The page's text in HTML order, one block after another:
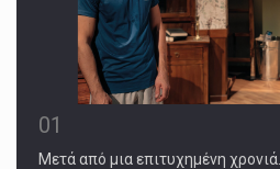
01
Μετά από μια επιτυχημένη χρονιά…